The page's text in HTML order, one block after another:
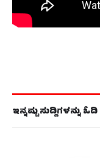
ಇನ್ನಷ್ಟು ಸುದ್ದಿಗಳನ್ನು ಓದಿ